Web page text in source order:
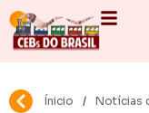
Ínicio / Notícias